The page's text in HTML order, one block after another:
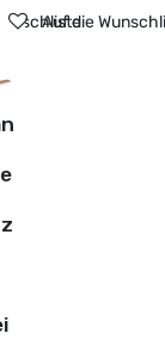
Auf die